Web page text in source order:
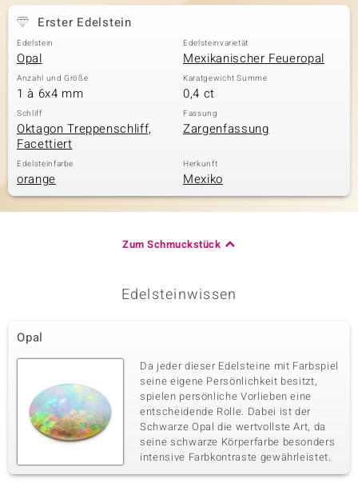
Classics
Erster Edelstein
Edelstein
Opal
Edelsteinvarietät
Mexikanischer Feueropal
Anzahl und Größe
1 à 6x4 mm
Karatgewicht Summe
0,4 ct
Schliff
Oktagon Treppenschliff,
Facettiert
Fassung
Zargenfassung
Edelsteinfarbe
orange
Herkunft
Mexiko
Zum Schmuckstück
Edelsteinwissen
Opal
Da jeder dieser Edelsteine mit Farbspiel
seine eigene Persönlichkeit besitzt,
spielen persönliche Vorlieben eine
entscheidende Rolle. Dabei ist der
Schwarze Opal die wertvollste Art, da
seine schwarze Körperfarbe besonders
intensive Farbkontraste gewährleistet.